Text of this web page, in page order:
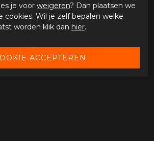
je voor weigeren? Dan plaatsen we
cookies. Wil je zelf bepalen welke
worden klik dan hier.